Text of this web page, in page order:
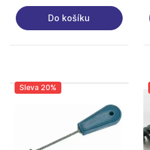
Do košíku
Sleva 20%